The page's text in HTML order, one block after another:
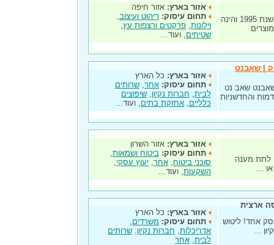
טאפי – פרקטים, שטיחים, וילונות, PVC , נוסדה בשנת 1995 והינה
אזור בארץ: אזור חיפה
תחום עיסוק: ריהוט ועיצוב,
וילונות, פרקטים ורצפות עץ,
שטיחים, ועוד...
| שאבנט
שאבנט שאב נט
והחדשניות
אזור בארץ: כל הארץ
תחום עיסוק: אחר, שרותים
לבית, חברות נקיון, שיפוצים
כלליים, אחזקת בתים, ועוד...
לתת מענה
...
אזור בארץ: אזור השרון
תחום עיסוק: ביטוח ושמאות,
סוכני ביטוח, אחר, יעוץ עסקי,
השקעות, ועוד...
ארצית
עסק אחד! ליטוש
...
אזור בארץ: כל הארץ
תחום עיסוק: משרדים,
אדריכלות, חברות נקיון, שרותים
לבית, אחר